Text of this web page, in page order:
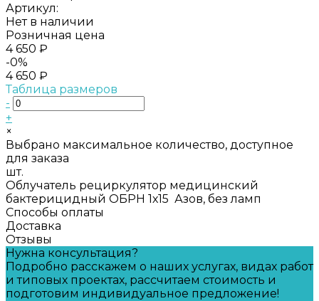
Артикул:
Нет в наличии
Розничная цена
4 650 ₽
-0%
4 650 ₽
Таблица размеров
-
+
×
Выбрано максимальное количество, доступное
для заказа
шт.
Облучатель рециркулятор медицинский
бактерицидный ОБРН 1х15 Азов, без ламп
Способы оплаты
Доставка
Отзывы
Нужна консультация?
Подробно расскажем о наших услугах, видах работ
и типовых проектах, рассчитаем стоимость и
подготовим индивидуальное предложение!